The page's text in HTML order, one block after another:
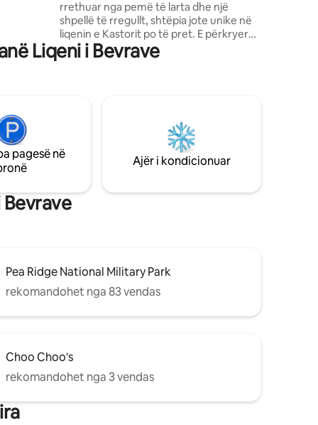
ka 3
rrethuar nga pemë të larta dhe një
shpellë të rregullt, shtëpia jote unike në
liqenin e Kastorit po të pret. E përkryer
për një pushim familjar "Great
Outdoors", fundjavë vajzash ose një
putt putt ndërsa miqtë dhe familja janë
ulur rreth zjarrit. Dekori ynë modern
BoHo dhe dizajni klasik i vilës krijojnë një
Liqeni i Bevrave
pagesë në
Ajër i kondicionuar
Pea Ridge National Military Park
rekomandohet nga 83 vendas
Choo Choo's
rekomandohet nga 3 vendas